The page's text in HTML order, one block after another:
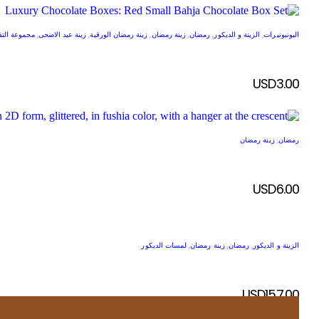
البونبونيرات, الزينة و الديكور, رمضان, زينة رمضان, زينة رمضان الورقية, زينة عيد الاضحى,مجموعة
USD3.00
رمضان,زينة رمضان
USD6.00
الزينة و الديكور, رمضان,زينة رمضان, لمسات الديكور
USD157.00